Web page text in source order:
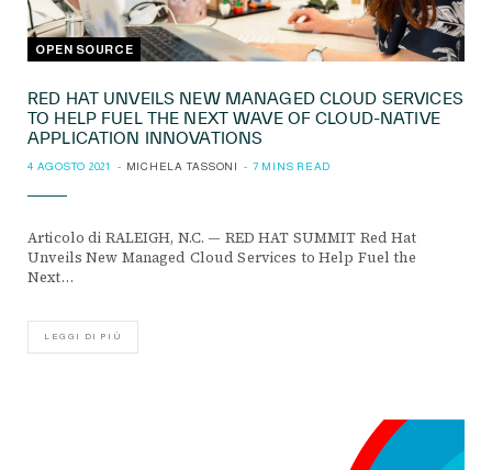
OPEN SOURCE
RED HAT UNVEILS NEW MANAGED CLOUD SERVICES
TO HELP FUEL THE NEXT WAVE OF CLOUD-NATIVE
APPLICATION INNOVATIONS
4 AGOSTO 2021 MICHELA TASSONI 7 MINS READ
Articolo di RALEIGH, N.C. — RED HAT SUMMIT Red Hat
Unveils New Managed Cloud Services to Help Fuel the
Next…
LEGGI DI PIÙ